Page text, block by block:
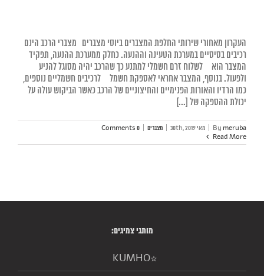
העקרון מאחורי שירותי החלפת המצברים ביוסי מצברים מצברי הרכב הינם
רכיבים בסיסיים במערכת הטעינה וההנעה. כחלק ממערכת ההנעה, תפקיד
המצבר הוא לשלוח זרם חשמלי למתנע כך שהרכב יהיה מסוגל להניע
ולפעול. בנוסף, המצבר אחראי לאספקת חשמל לרכיבים חשמליים נוספים,
כמו הרדיו והאורות הפנימיים והחיצוניים של הרכב כאשר הביקוש עולה על
יכולת ההספקה של [...]
By meruba מאי 30th, 2019 מצברים
0 Comments
Read More
מותגי צמיגים:
KUMHO